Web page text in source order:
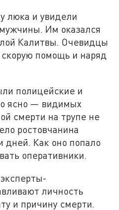
люка и увидели
Им оказался
Калитвы. Очевидцы
помощь и наряд
полицейские и
ясно — видимых
смерти на трупе не
ростовчанина
дней. Как оно попало
оперативники.
личность
и причину смерти.